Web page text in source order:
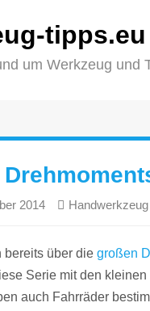
tipps.eu
um Werkzeug und
2014 Handwerkzeug
bereits über die großen
Serie mit den
auch Fahrräder